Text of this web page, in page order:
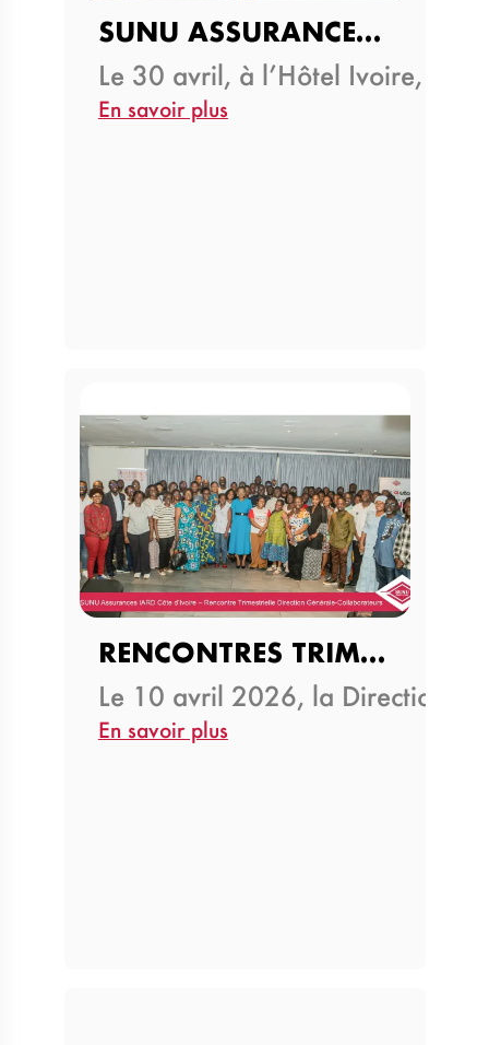
SUNU ASSURANCES CÔTE D’IVOIRE…
Le 30 avril, à l’Hôtel Ivoire, M.
En savoir plus
RENCONTRES TRIMESTRIELLES…
Le 10 avril 2026, la Direction
En savoir plus